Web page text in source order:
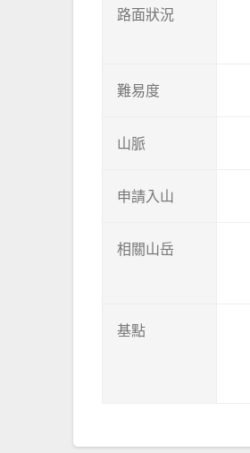
路面狀況
難易度
山脈
申請入山
相關山岳
基點